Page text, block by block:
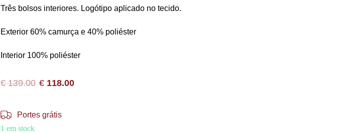
Três bolsos interiores. Logótipo aplicado no tecido.
Exterior 60% camurça e 40% poliéster
Interior 100% poliéster
€139.00 € 118.00
Portes grátis
1 em stock